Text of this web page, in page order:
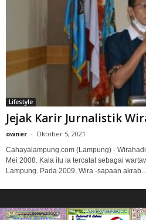
Lifestyle
Jejak Karir Jurnalistik
owner - Oktober 5, 2021
Cahayalampung.com (Lampung) -
Mei 2008. Kala itu ia tercatat sebagai
Lampung. Pada 2009, Wira -sapaan akrab...